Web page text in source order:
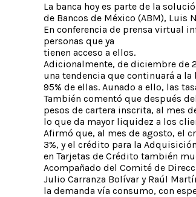
La banca hoy es parte de la
de Bancos de México (ABM), Luis
En conferencia de prensa virtual
personas que ya
tienen acceso a ellos.
Adicionalmente, de diciembre de
una tendencia que continuará a
95% de ellas. Aunado a ello, las
También comentó que después
pesos de cartera inscrita, al mes
lo que da mayor liquidez a los
Afirmó que, al mes de agosto, el
3%, y el crédito para la
en Tarjetas de Crédito también
Acompañado del Comité de
Julio Carranza Bolívar y Raúl
la demanda vía consumo, con